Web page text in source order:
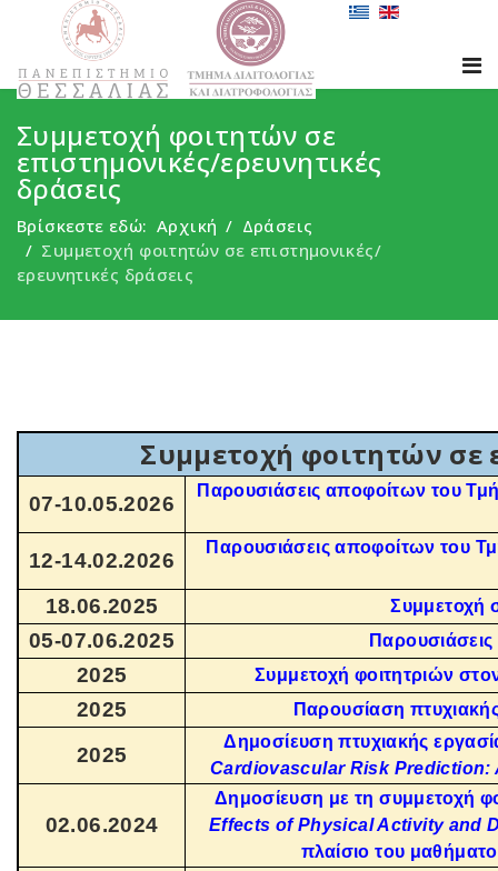
Συμμετοχή φοιτητών σε
επιστημονικές/ερευνητικές
δράσεις
Βρίσκεστε εδώ: Αρχική
Δράσεις
Συμμετοχή φοιτητών σε επιστημονικές/
ερευνητικές δράσεις
Συμμετοχή φοιτητών σε
07-10.05.2026
Παρουσιάσεις αποφοίτων του
12-14.02.2026
Παρουσιάσεις αποφοίτων του
18.06.2025 Συμμετοχή
05-07.06.2025
2025 Συμμετοχή φοιτητριών
2025 Παρουσίαση
2025
Δημοσίευση πτυχιακής
Cardiovascular Risk Prediction:
02.06.2024
Δημοσίευση με τη συμμετοχή
Effects of Physical Activity and
πλαίσιο του